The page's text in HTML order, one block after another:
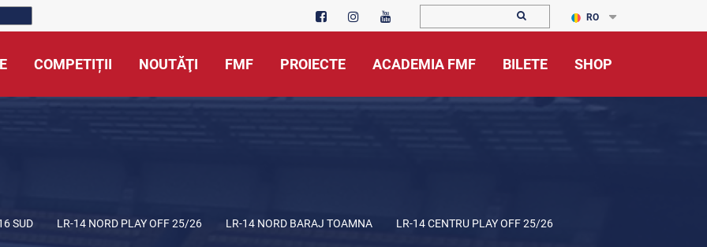
RO
COMPETIȚII NOUTĂŢI FMF PROIECTE ACADEMIA FMF BILETE SHOP
SUD LR-14 NORD PLAY OFF 25/26 LR-14 NORD BARAJ TOAMNA LR-14 CENTRU PLAY OFF 25/26